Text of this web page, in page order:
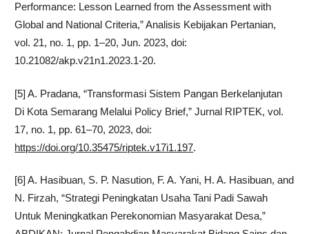
Performance: Lesson Learned from the Assessment with
Global and National Criteria,” Analisis Kebijakan Pertanian,
vol. 21, no. 1, pp. 1–20, Jun. 2023, doi:
10.21082/akp.v21n1.2023.1-20.
[5] A. Pradana, “Transformasi Sistem Pangan Berkelanjutan
Di Kota Semarang Melalui Policy Brief,” Jurnal RIPTEK, vol.
17, no. 1, pp. 61–70, 2023, doi:
https://doi.org/10.35475/riptek.v17i1.197.
[6] A. Hasibuan, S. P. Nasution, F. A. Yani, H. A. Hasibuan, and
N. Firzah, “Strategi Peningkatan Usaha Tani Padi Sawah
Untuk Meningkatkan Perekonomian Masyarakat Desa,”